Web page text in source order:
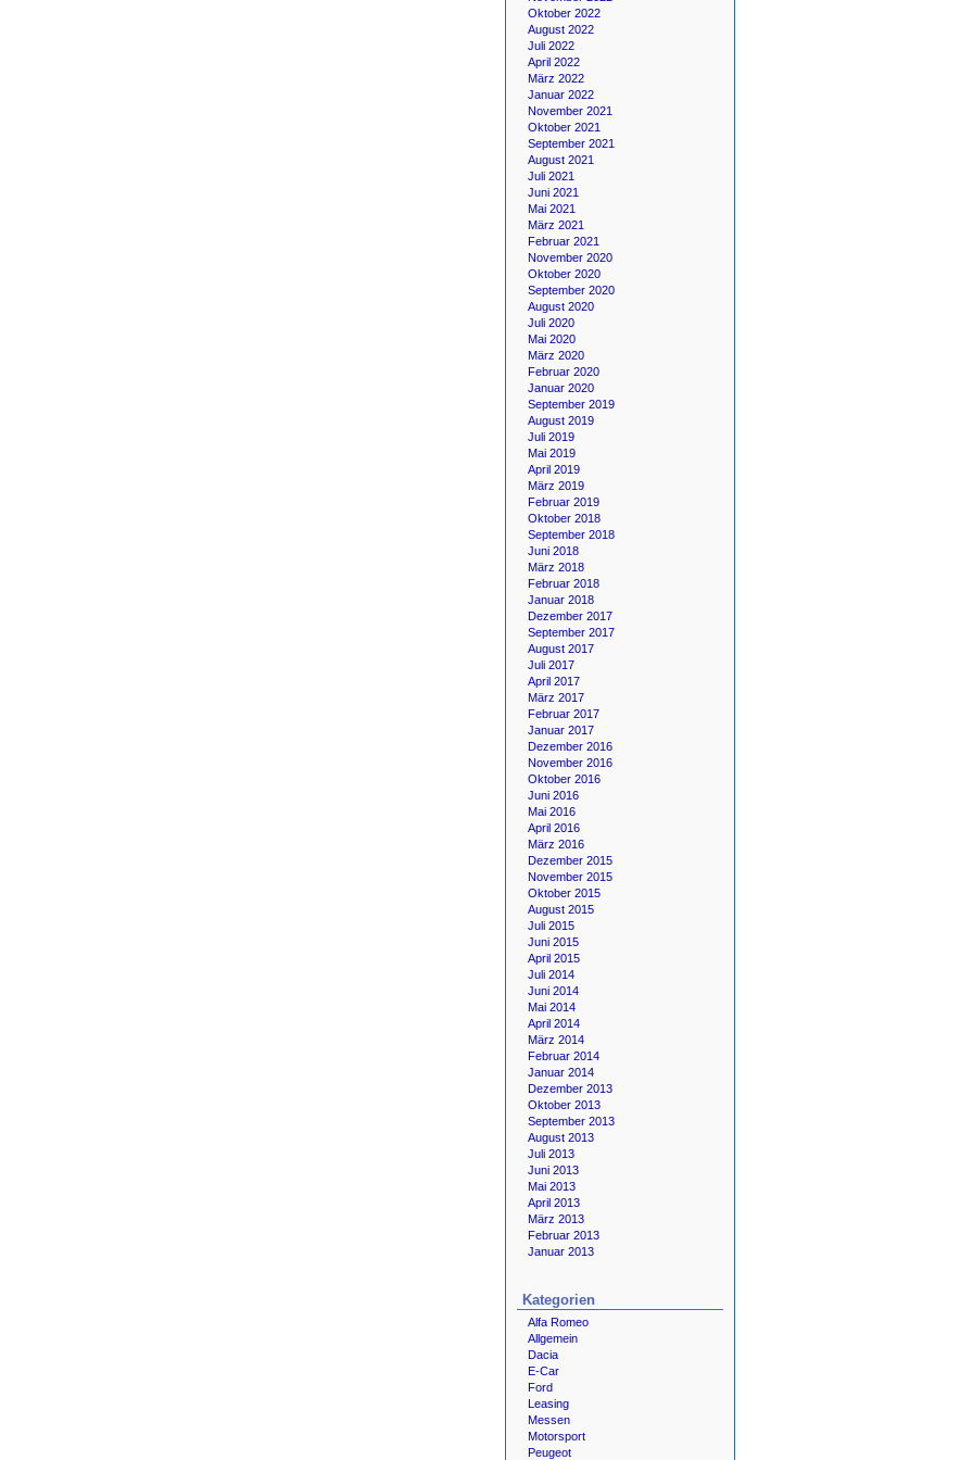
Oktober 2022
August 2022
Juli 2022
April 2022
März 2022
Januar 2022
November 2021
Oktober 2021
September 2021
August 2021
Juli 2021
Juni 2021
Mai 2021
März 2021
Februar 2021
November 2020
Oktober 2020
September 2020
August 2020
Juli 2020
Mai 2020
März 2020
Februar 2020
Januar 2020
September 2019
August 2019
Juli 2019
Mai 2019
April 2019
März 2019
Februar 2019
Oktober 2018
September 2018
Juni 2018
März 2018
Februar 2018
Januar 2018
Dezember 2017
September 2017
August 2017
Juli 2017
April 2017
März 2017
Februar 2017
Januar 2017
Dezember 2016
November 2016
Oktober 2016
Juni 2016
Mai 2016
April 2016
März 2016
Dezember 2015
November 2015
Oktober 2015
August 2015
Juli 2015
Juni 2015
April 2015
Juli 2014
Juni 2014
Mai 2014
April 2014
März 2014
Februar 2014
Januar 2014
Dezember 2013
Oktober 2013
September 2013
August 2013
Juli 2013
Juni 2013
Mai 2013
April 2013
März 2013
Februar 2013
Januar 2013
Kategorien
Alfa Romeo
Allgemein
Dacia
E-Car
Ford
Leasing
Messen
Motorsport
Peugeot